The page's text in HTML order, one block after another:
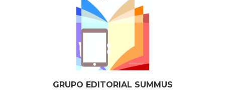
GRUPO EDITORIAL SUMMUS